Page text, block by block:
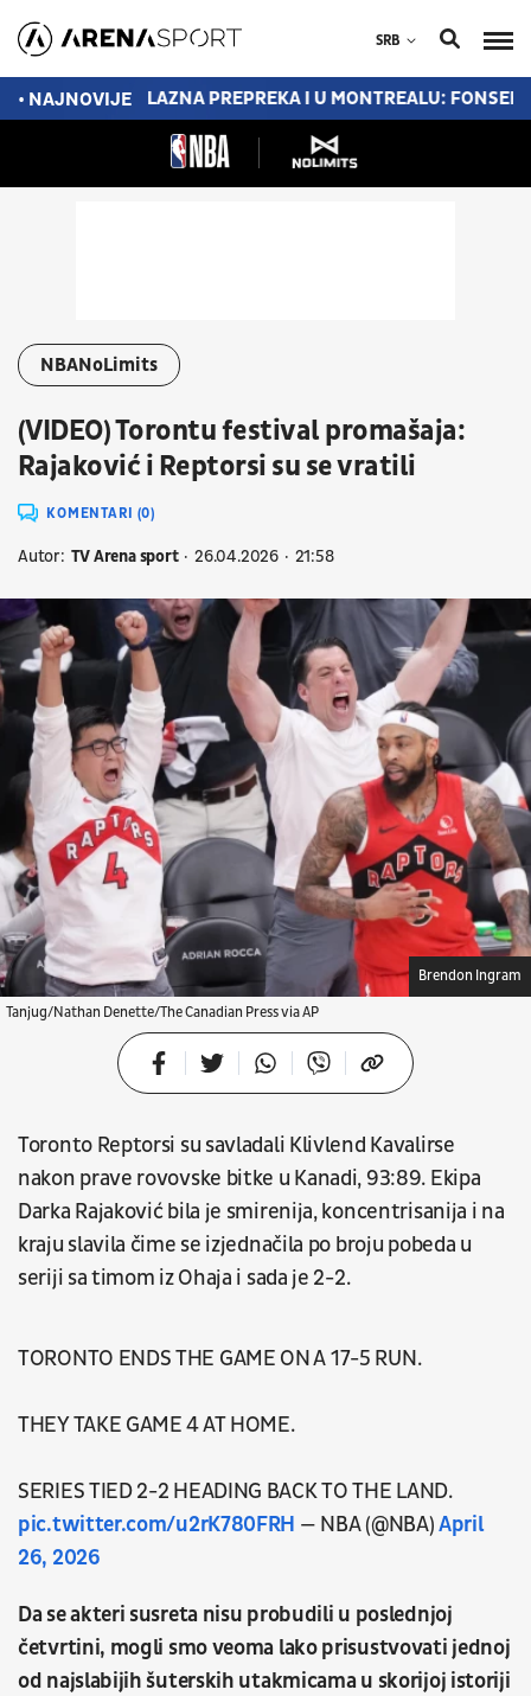
SRB
• NAJNOVIJE
DA..." NEPRELAZNA PREPREKA I U MONTREALU: FONSEKA
NBANoLimits
(VIDEO) Torontu festival promašaja:
Rajaković i Reptorsi su se vratili
KOMENTARI (0)
Autor: TV Arena sport 26.04.2026 21:58
Tanjug/Nathan Denette/The Canadian Press via AP
Brendon Ingram
Toronto Reptorsi su savladali Klivlend Kavalirse
nakon prave rovovske bitke u Kanadi, 93:89. Ekipa
Darka Rajaković bila je smirenija, koncentrisanija i na
kraju slavila čime se izjednačila po broju pobeda u
seriji sa timom iz Ohaja i sada je 2-2.
TORONTO ENDS THE GAME ON A 17-5 RUN.
THEY TAKE GAME 4 AT HOME.
SERIES TIED 2-2 HEADING BACK TO THE LAND.
pic.twitter.com/u2rK780FRH — NBA (@NBA)April
26, 2026
Da se akteri susreta nisu probudili u poslednjoj
četvrtini, mogli smo veoma lako prisustvovati jednoj
od najslabijih šuterskih utakmicama u skorijoj istoriji